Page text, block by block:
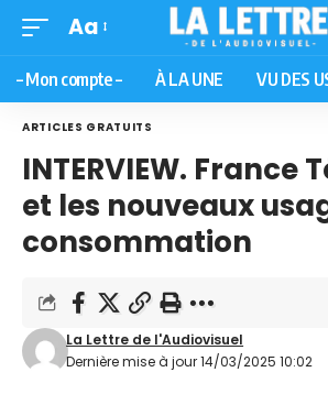
Aa
– Mon compte – À LA UNE VU DES
ARTICLES GRATUITS
INTERVIEW. France
et les nouveaux
consommation
Dernière mise à jour 14/03/2025 10:02
La Lettre de l'Audiovisuel